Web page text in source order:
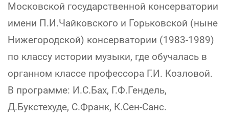
Московской государственной консерватории
имени П.И.Чайковского и Горьковской (ныне
Нижегородской) консерватории (1983-1989)
по классу истории музыки, где обучалась в
органном классе профессора Г.И. Козловой.
В программе: И.С.Бах, Г.Ф.Гендель,
Д.Букстехуде, С.Франк, К.Сен-Санс.